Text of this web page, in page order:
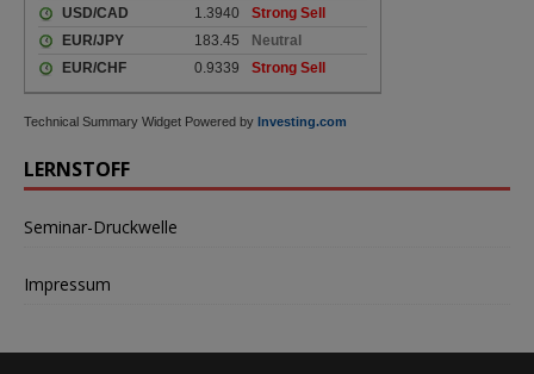
Technical Summary Widget Powered by Investing.com
LERNSTOFF
Seminar-Druckwelle
Impressum